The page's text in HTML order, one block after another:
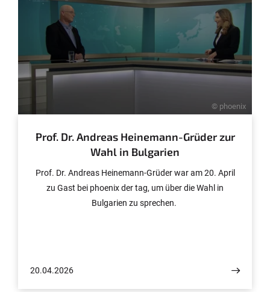
© phoenix
Prof. Dr. Andreas Heinemann-Grüder zur
Wahl in Bulgarien
Prof. Dr. Andreas Heinemann-Grüder war am 20. April
zu Gast bei phoenix der tag, um über die Wahl in
Bulgarien zu sprechen.
20.04.2026